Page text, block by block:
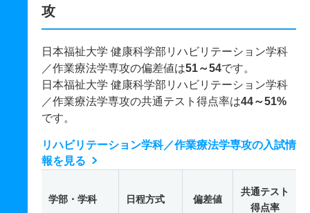
攻
日本福祉大学 健康科学部リハビリテーション学科
／作業療法学専攻の偏差値は51～54です。
日本福祉大学 健康科学部リハビリテーション学科
／作業療法学専攻の共通テスト得点率は44～51%
です。
リハビリテーション学科／作業療法学専攻の入試情
報を見る
学部・学科 日程方式 偏差値
共通テスト
得点率